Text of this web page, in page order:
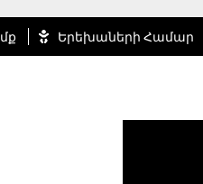
Երեխաների Համար